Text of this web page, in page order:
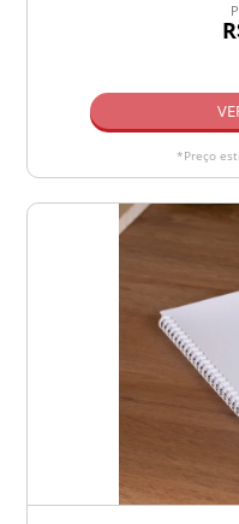
*Preço